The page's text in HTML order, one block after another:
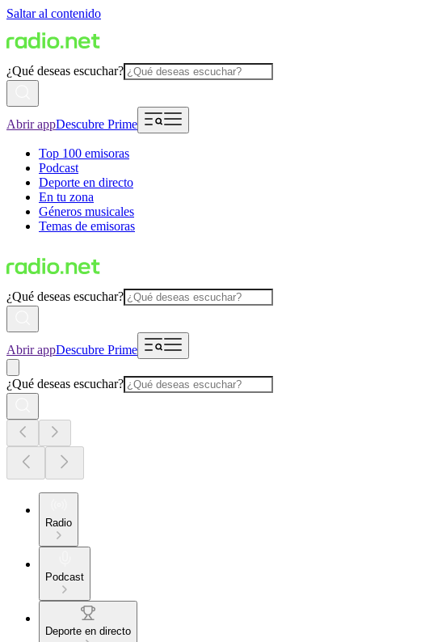
Saltar al contenido
¿Qué deseas escuchar?
Abrir appDescubre Prime
Top 100 emisoras
Podcast
Deporte en directo
En tu zona
Géneros musicales
Temas de emisoras
¿Qué deseas escuchar?
Abrir appDescubre Prime
¿Qué deseas escuchar?
Radio
Podcast
Deporte en directo